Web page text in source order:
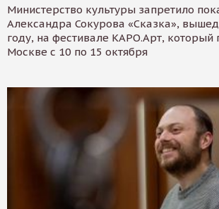
Министерство культуры запретило
Александра Сокурова «Сказка»,
году, на фестивале КАРО.Арт, который
Москве с 10 по 15 октября